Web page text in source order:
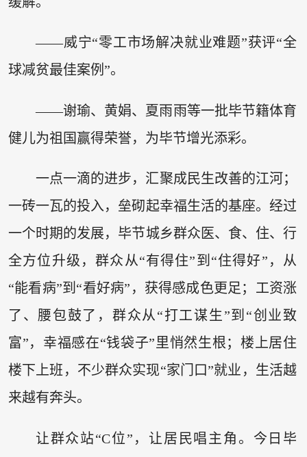
——威宁“零工市场解决就业难题”获评“全
球减贫最佳案例”。
——谢瑜、黄娟、夏雨雨等一批毕节籍体育
健儿为祖国赢得荣誉，为毕节增光添彩。
一点一滴的进步，汇聚成民生改善的江河；
一砖一瓦的投入，垒砌起幸福生活的基座。经过
一个时期的发展，毕节城乡群众医、食、住、行
全方位升级，群众从“有得住”到“住得好”，从
“能看病”到“看好病”，获得感成色更足；工资涨
了、腰包鼓了，群众从“打工谋生”到“创业致
富”，幸福感在“钱袋子”里悄然生根；楼上居住
楼下上班，不少群众实现“家门口”就业，生活越
来越有奔头。
让群众站“C位”，让居民唱主角。今日毕